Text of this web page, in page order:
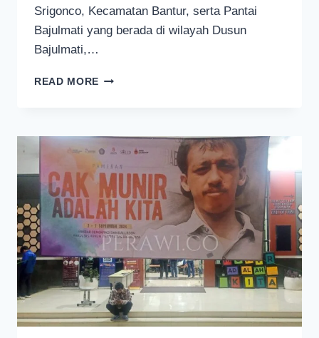
Srigonco, Kecamatan Bantur, serta Pantai
Bajulmati yang berada di wilayah Dusun
Bajulmati,…
READ MORE PERHUTANI
DI
PANTAI
SELATAN
MALANG